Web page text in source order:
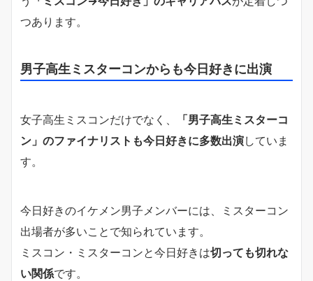
つあります。
男子高生ミスターコンからも今日好きに出演
女子高生ミスコンだけでなく、
「男子高生ミスターコ
ン」のファイナリストも今日好きに多数出演していま
す。
今日好きのイケメン男子メンバーには、ミスターコン
出場者が多いことで知られています。
ミスコン・ミスターコンと今日好きは切っても切れな
い関係です。